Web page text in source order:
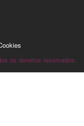
os dereitos reservados.